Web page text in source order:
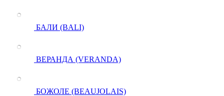
БАЛИ (BALI)
ВЕРАНДА (VERANDA)
БОЖОЛЕ (BEAUJOLAIS)